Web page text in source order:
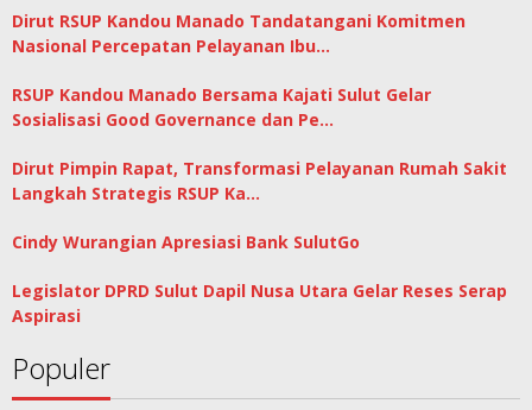
Dirut RSUP Kandou Manado Tandatangani Komitmen
Nasional Percepatan Pelayanan Ibu…
RSUP Kandou Manado Bersama Kajati Sulut Gelar
Sosialisasi Good Governance dan Pe…
Dirut Pimpin Rapat, Transformasi Pelayanan Rumah Sakit
Langkah Strategis RSUP Ka…
Cindy Wurangian Apresiasi Bank SulutGo
Legislator DPRD Sulut Dapil Nusa Utara Gelar Reses Serap
Aspirasi
Populer